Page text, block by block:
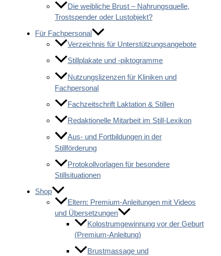
Die weibliche Brust – Nahrungsquelle,
Trostspender oder Lustobjekt?
Für Fachpersonal
Verzeichnis für Unterstützungsangebote
Stillplakate und -piktogramme
Nutzungslizenzen für Kliniken und
Fachpersonal
Fachzeitschrift Laktation & Stillen
Redaktionelle Mitarbeit im Still-Lexikon
Aus- und Fortbildungen in der
Stillförderung
Protokollvorlagen für besondere
Stillsituationen
Shop
Eltern: Premium-Anleitungen mit Videos
und Übersetzungen
Kolostrumgewinnung vor der Geburt
(Premium-Anleitung)
Brustmassage und